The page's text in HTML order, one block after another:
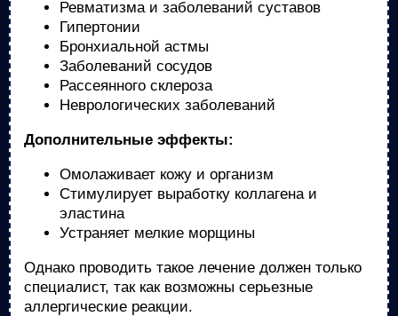
Ревматизма и заболеваний суставов
Гипертонии
Бронхиальной астмы
Заболеваний сосудов
Рассеянного склероза
Неврологических заболеваний
Дополнительные эффекты:
Омолаживает кожу и организм
Стимулирует выработку коллагена и
эластина
Устраняет мелкие морщины
Однако проводить такое лечение должен только
специалист, так как возможны серьезные
аллергические реакции.